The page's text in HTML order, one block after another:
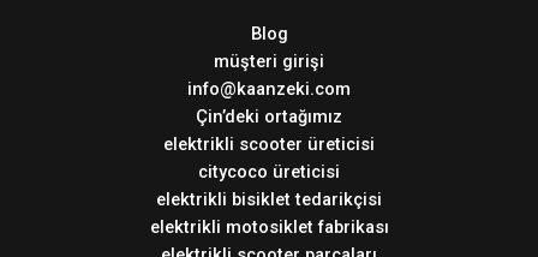
Blog
müşteri girişi
info@kaanzeki.com
Çin’deki ortağımız
elektrikli scooter üreticisi
citycoco üreticisi
elektrikli bisiklet tedarikçisi
elektrikli motosiklet fabrikası